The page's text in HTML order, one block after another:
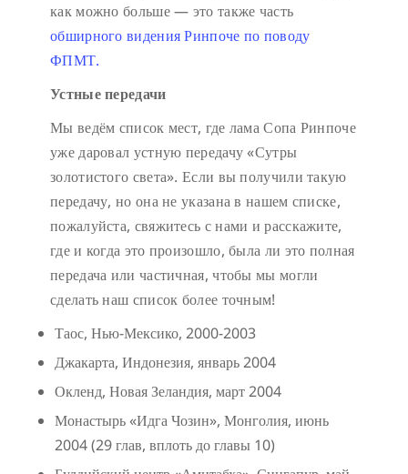
как можно больше — это также часть
обширного видения Ринпоче по поводу
ФПМТ.
Устные передачи
Мы ведём список мест, где лама Сопа Ринпоче
уже даровал устную передачу «Сутры
золотистого света». Если вы получили такую
передачу, но она не указана в нашем списке,
пожалуйста, свяжитесь с нами и расскажите,
где и когда это произошло, была ли это полная
передача или частичная, чтобы мы могли
сделать наш список более точным!
Таос, Нью-Мексико, 2000-2003
Джакарта, Индонезия, январь 2004
Окленд, Новая Зеландия, март 2004
Монастырь «Идга Чозин», Монголия, июнь
2004 (29 глав, вплоть до главы 10)